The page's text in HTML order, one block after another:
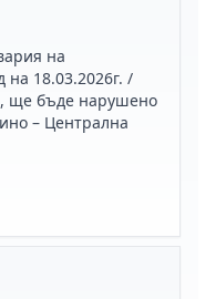
на
на 18.03.2026г. /
ще бъде нарушено
– Централна